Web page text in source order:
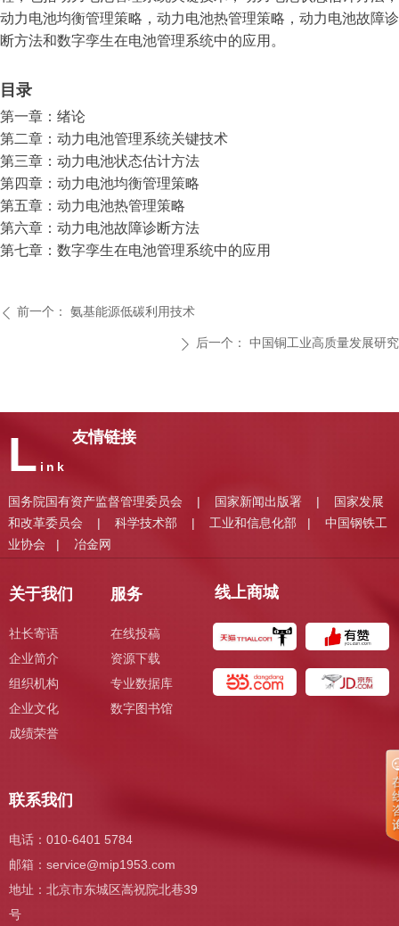
ꄴ 前一个： 氨基能源低碳利用技术
ꄲ 后一个： 中国铜工业高质量发展研究
动力电池均衡管理策略，动力电池热管理策略，动力电池故障诊
断方法和数字孪生在电池管理系统中的应用。
目录
第一章：绪论
第二章：动力电池管理系统关键技术
第三章：动力电池状态估计方法
第四章：动力电池均衡管理策略
第五章：动力电池热管理策略
第六章：动力电池故障诊断方法
第七章：数字孪生在电池管理系统中的应用
关于我们
社长寄语
企业简介
组织机构
企业文化
成绩荣誉
服务
在线投稿
资源下载
专业数据库
数字图书馆
线上商城
联系我们
电话：010-6401 5784
邮箱： service@mip1953.com
地址：北京市东城区嵩祝院北巷39
号
国务院国有资产监督管理委员会 | 国家新闻出版署 | 国家发展
和改革委员会 | 科学技术部 | 工业和信息化部 | 中国钢铁工
业协会 | 冶金网
L ink
友情链接